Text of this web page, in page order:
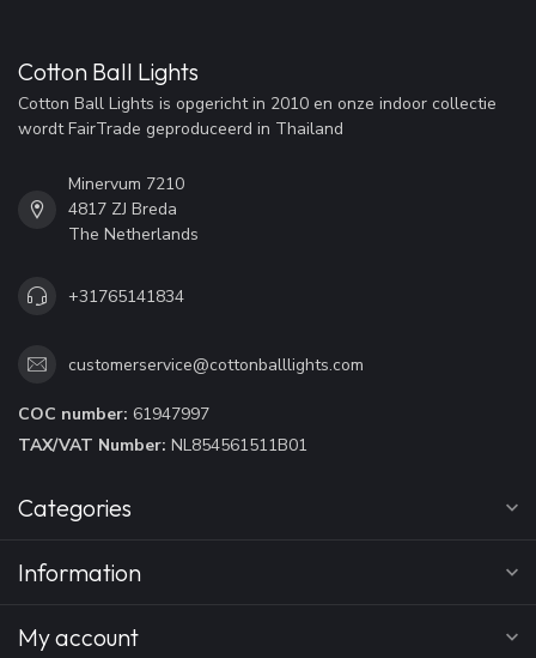
Cotton Ball Lights
Cotton Ball Lights is opgericht in 2010 en onze indoor collectie
wordt FairTrade geproduceerd in Thailand
Minervum 7210
4817 ZJ Breda
The Netherlands
+31765141834
customerservice@cottonballlights.com
COC number: 61947997
TAX/VAT Number: NL854561511B01
Categories
Information
My account